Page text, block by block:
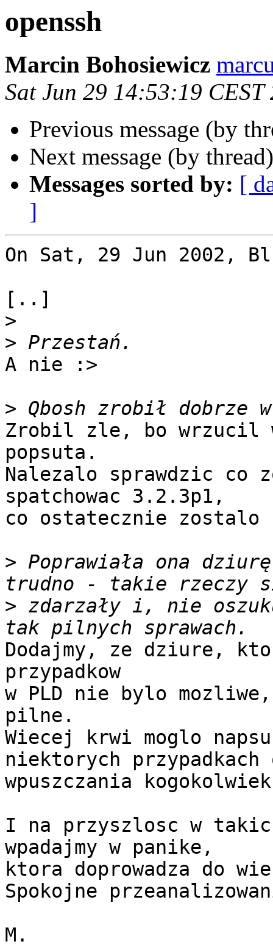
openssh
Marcin Bohosiewicz
Sat Jun 29 14:53:19 CEST
Previous message (by
Next message (by
Messages sorted by: [
]
On Sat, 29 Jun 2002,
[..]
>
>
A nie :>
>
Zrobil zle, bo wrzucil
popsuta.
Nalezalo sprawdzic co
spatchowac 3.2.3p1,
co ostatecznie zostalo
> Poprawiała ona
> zdarzały i, nie
Dodajmy, ze dziure,
przypadkow
w PLD nie bylo
pilne.
Wiecej krwi moglo
niektorych przypadkach
wpuszczania
I na przyszlosc w
wpadajmy w panike,
ktora doprowadza do
Spokojne
M.